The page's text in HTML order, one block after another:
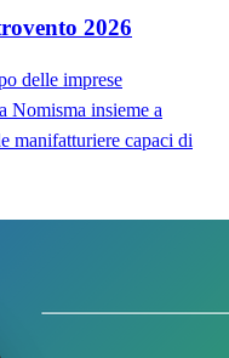
2026
delle imprese
Nomisma insieme a
manifatturiere capaci di